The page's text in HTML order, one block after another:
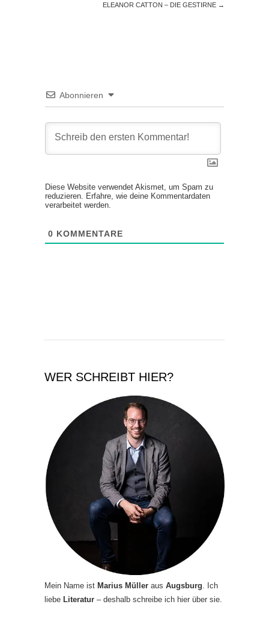
ELEANOR CATTON – DIE GESTIRNE →
Abonnieren
Diese Website verwendet Akismet, um Spam zu
reduzieren. Erfahre, wie deine Kommentardaten
verarbeitet werden.
0 KOMMENTARE
WER SCHREIBT HIER?
Mein Name ist Marius Müller aus Augsburg. Ich
liebe Literatur – deshalb schreibe ich hier über sie.